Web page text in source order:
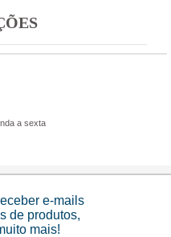
a sexta
e-mails
de produtos,
mais!